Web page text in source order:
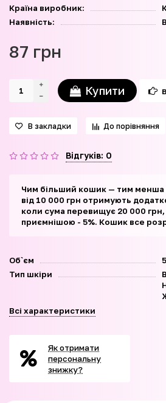
Країна виробник:
Наявність:
87 грн
Купити
В закладки До порівняння
Відгуків: 0
Чим більший кошик — тим менша
від 10 000 грн отримують
коли сума перевищує 20 000
приємнішою - 5%. Кошик все
Об`єм
Тип шкіри
Всі характеристики
Як отримати
персональну
знижку?